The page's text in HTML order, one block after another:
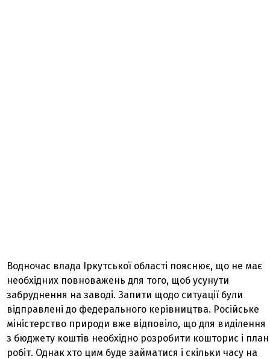
Водночас влада Іркутської області пояснює, що не має
необхідних повноважень для того, щоб усунути
забруднення на заводі. Запити щодо ситуації були
відправлені до федерального керівництва. Російське
міністерство природи вже відповіло, що для виділення
з бюджету коштів необхідно розробити кошторис і план
робіт. Однак хто цим буде займатися і скільки часу на